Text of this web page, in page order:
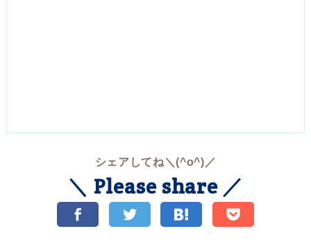
シェアしてね＼(^o^)／
＼ Please share ／